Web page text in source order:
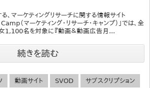
、マーケティングリサーチに関する情報サイト
（マーケティング・リサーチ・キャンプ）」では、全
1,100名を対象に『動画＆動画広告月...
続きを読む
動画サイト SVOD サブスクリプション